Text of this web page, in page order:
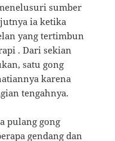
sumber
ia ketika
yang tertimbun
. Dari sekian
satu gong
karena
tengahnya.
pulang gong
gendang dan